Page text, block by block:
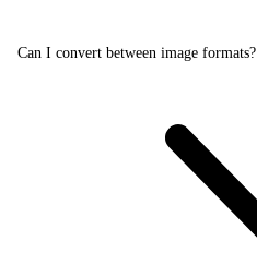
Can I convert between image formats?